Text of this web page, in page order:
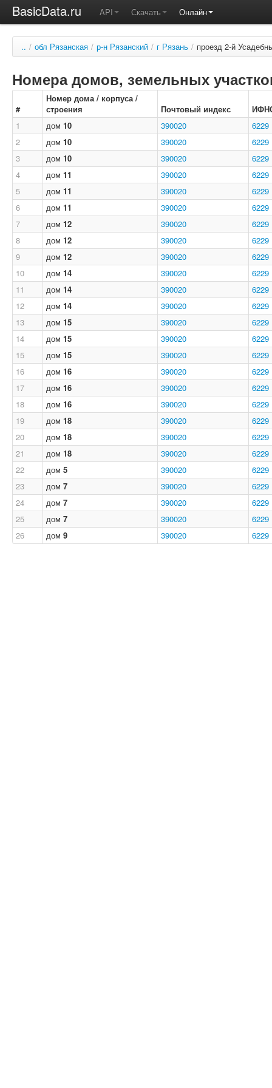
BasicData.ru API Скачать Онлайн
.. / обл Рязанская / р-н Рязанский / г Рязань / проезд 2-й
Номера домов, земельных
#
Номер дома / корпуса /
строения
Почтовый индекс
1
дом 10 390020
6229
2
дом 10 390020
6229
3
дом 10 390020
6229
4
дом 11 390020
6229
5
дом 11 390020
6229
6
дом 11 390020
6229
7
дом 12 390020
6229
8
дом 12 390020
6229
9
дом 12 390020
6229
10
дом 14 390020
6229
11
дом 14 390020
6229
12
дом 14 390020
6229
13
дом 15 390020
6229
14
дом 15 390020
6229
15
дом 15 390020
6229
16
дом 16 390020
6229
17
дом 16 390020
6229
18
дом 16 390020
6229
19
дом 18 390020
6229
20
дом 18 390020
6229
21
дом 18 390020
6229
22
дом 5 390020
6229
23
дом 7 390020
6229
24
дом 7 390020
6229
25
дом 7 390020
6229
26
дом 9 390020 6229